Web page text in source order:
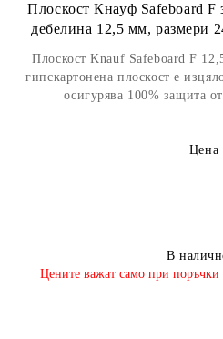
Плоскост Кнауф Safeboard F
дебелина 12,5 мм, размери
Плоскост Knauf Safeboard F
гипскартонена плоскост е
осигурява 100% защита
Цена
В
​Цените важат само при поръчки